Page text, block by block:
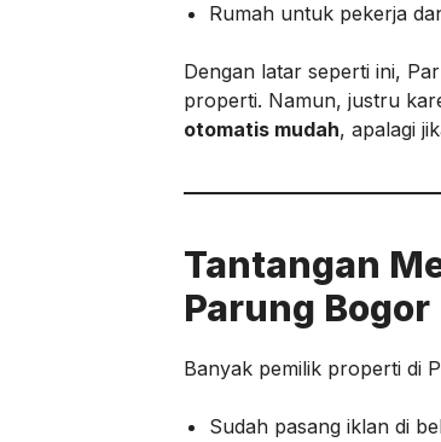
Rumah untuk pekerja
Dengan latar seperti ini,
properti. Namun, justru
otomatis mudah, apalagi
Tantangan
Parung Bogor
Banyak pemilik properti di
Sudah pasang iklan di